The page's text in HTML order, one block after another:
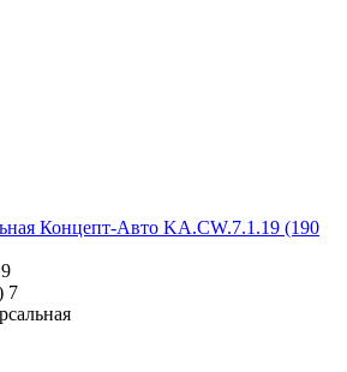
Концепт-Авто KA.CW.7.1.19 (190
7